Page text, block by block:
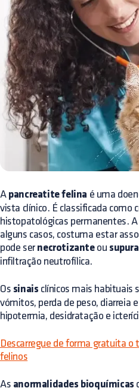
A pancreatite felina é uma
vista clínico. É classificada como
histopatológicas permanentes.
alguns casos, costuma estar
pode ser necrotizanteou
infiltração neutrofílica.
Os sinais clínicos mais habituais
vómitos, perda de peso, diarreia
hipotermia, desidratação e
Descarregue de forma gratuita
felinos
As anormalidades bioquímicas